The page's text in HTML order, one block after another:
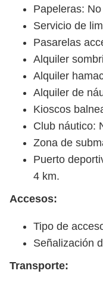
Papeleras: No
Servicio de
Pasarelas
Alquiler
Alquiler
Alquiler de
Kioscos
Club náutico:
Zona de
Puerto
4 km.
Accesos:
Tipo de
Señalización
Transporte: